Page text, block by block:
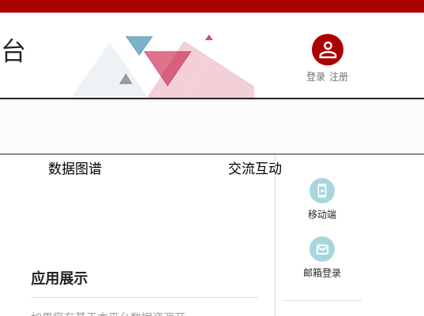
登录 注册
数据图谱 交流互动
应用展示
移动端
邮箱登录